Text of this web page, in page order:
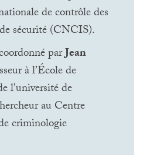
de contrôle des
sécurité (CNCIS).
parJean
à l’École de
l’université de
au Centre
criminologie